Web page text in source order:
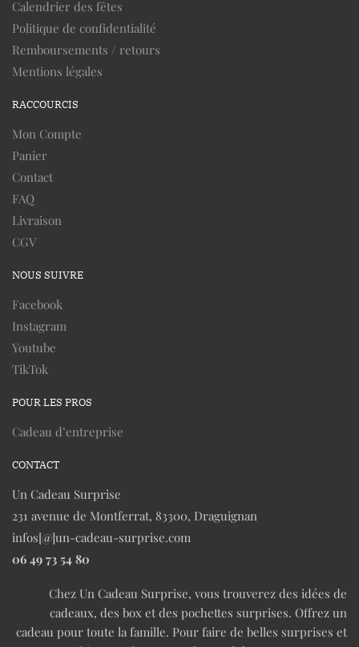
Calendrier des fêtes
Politique de confidentialité
Remboursements / retours
Mentions légales
RACCOURCIS
Mon Compte
Panier
Contact
FAQ
Livraison
CGV
NOUS SUIVRE
Facebook
Instagram
Youtube
TikTok
POUR LES PROS
Cadeau d’entreprise
CONTACT
Un Cadeau Surprise
231 avenue de Montferrat, 83300, Draguignan
infos[@]un-cadeau-surprise.com
06 49 73 54 80
Chez Un Cadeau Surprise, vous trouverez des idées de
cadeaux, des box et des pochettes surprises. Offrez un
cadeau pour toute la famille. Pour faire de belles surprises et